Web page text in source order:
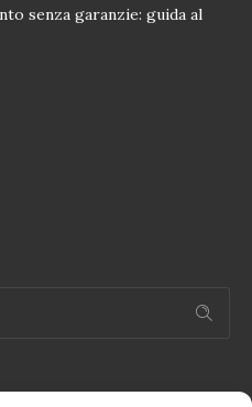
senza garanzie: guida al